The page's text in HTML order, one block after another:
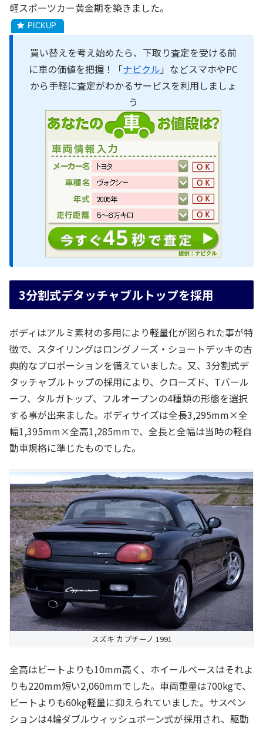
軽スポーツカー黄金期を築きました。
買い替えを考え始めたら、下取り査定を受ける前
に車の価値を把握！「ナビクル 」などスマホやPC
から手軽に査定がわかるサービスを利用しましょ
う
3分割式デタッチャブルトップを採用
ボディはアルミ素材の多用により軽量化が図られた事が特
徴で、スタイリングはロングノーズ・ショートデッキの古
典的なプロポーションを備えていました。又、3分割式デ
タッチャブルトップの採用により、クローズド、Tバール
ーフ、タルガトップ、フルオープンの4種類の形態を選択
する事が出来ました。ボディサイズは全長3,295mm×全
幅1,395mm×全高1,285mmで、全長と全幅は当時の軽自
動車規格に準じたものでした。
スズキ カプチーノ 1991
全高はビートよりも10mm高く、ホイールベースはそれよ
りも220mm短い2,060mmでした。車両重量は700kgで、
ビートよりも60kg軽量に抑えられていました。サスペン
ションは4輪ダブルウィッシュボーン式が採用され、駆動